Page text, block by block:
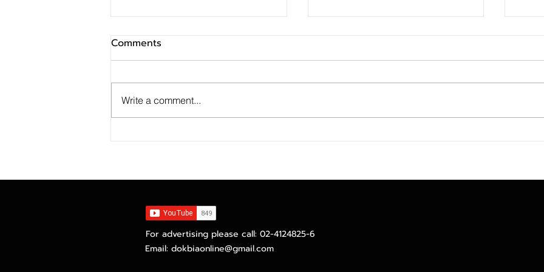
MTS Gold Investment
ไทยยูเนี่ยนปลื้ม GPM ไตรมาส
Comments
Write a comment...
For advertising please call: 02-4124825-6
Email: dokbiaonline@gmail.com